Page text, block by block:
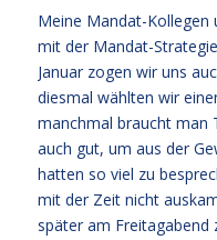
Meine Mandat-Kollegen
mit der Mandat-
Januar zogen wir uns
diesmal wählten wir
manchmal braucht man
auch gut, um aus der
hatten so viel zu
mit der Zeit nicht
später am Freitagabend